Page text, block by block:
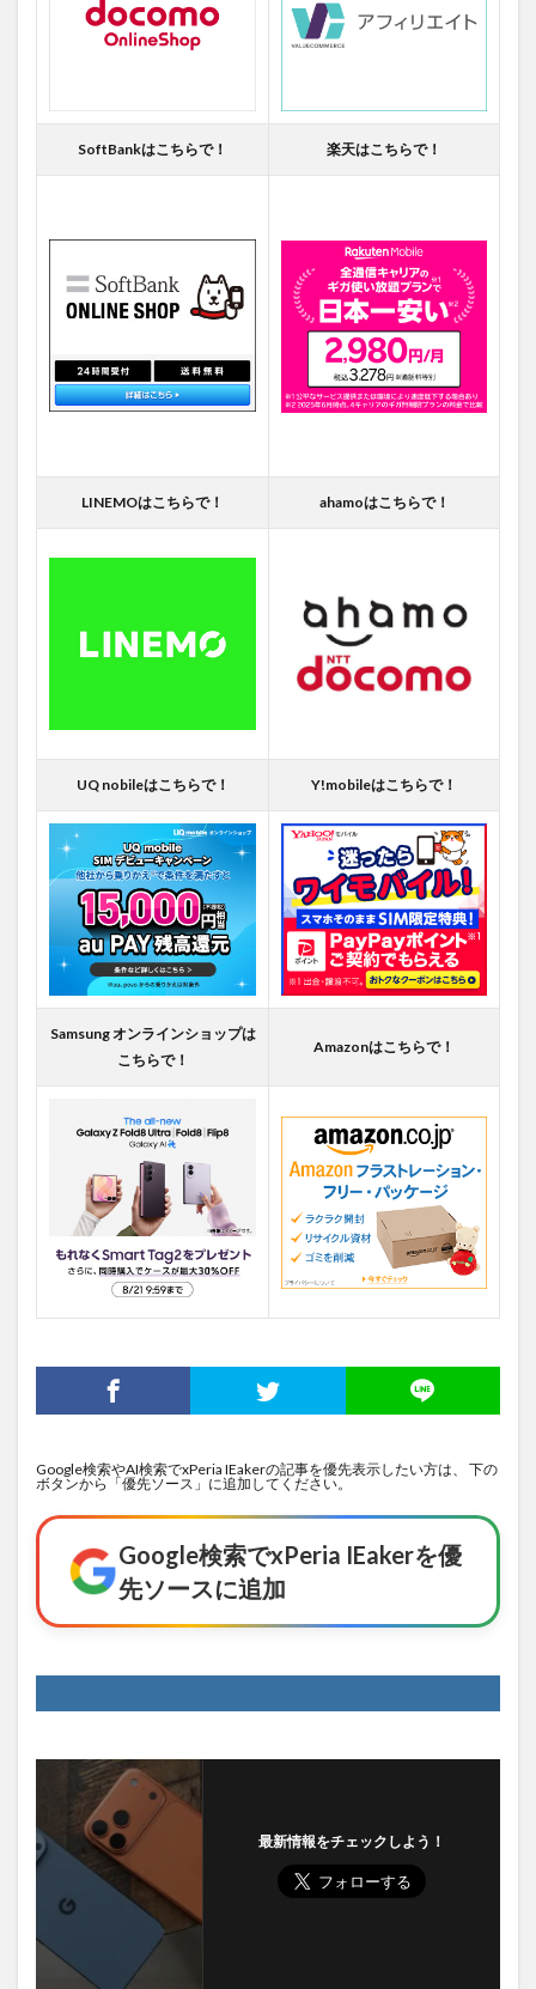
SoftBankはこちらで！ 楽天はこちらで！
LINEMOはこちらで！ ahamoはこちらで！
UQ nobileはこちらで！ Y!mobileはこちらで！
Samsung オンラインショップは
こちらで！
Amazonはこちらで！
Google検索やAI検索でxPeria IEakerの記事を優先表示したい方は、 下の
ボタンから「優先ソース」に追加してください。
Google検索でxPeria IEakerを優
先ソースに追加
最新情報をチェックしよう！